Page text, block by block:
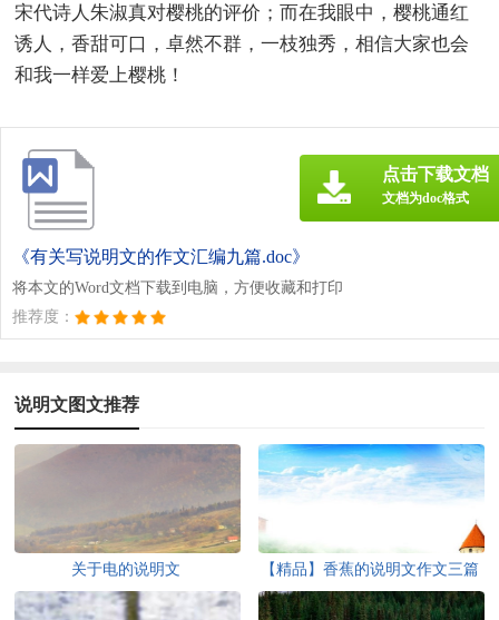
宋代诗人朱淑真对樱桃的评价；而在我眼中，樱桃通红
诱人，香甜可口，卓然不群，一枝独秀，相信大家也会
和我一样爱上樱桃！
《有关写说明文的作文汇编九篇.doc》
将本文的Word文档下载到电脑，方便收藏和打印
推荐度：
点击下载文档
文档为doc格式
说明文图文推荐
关于电的说明文 【精品】香蕉的说明文作文三篇